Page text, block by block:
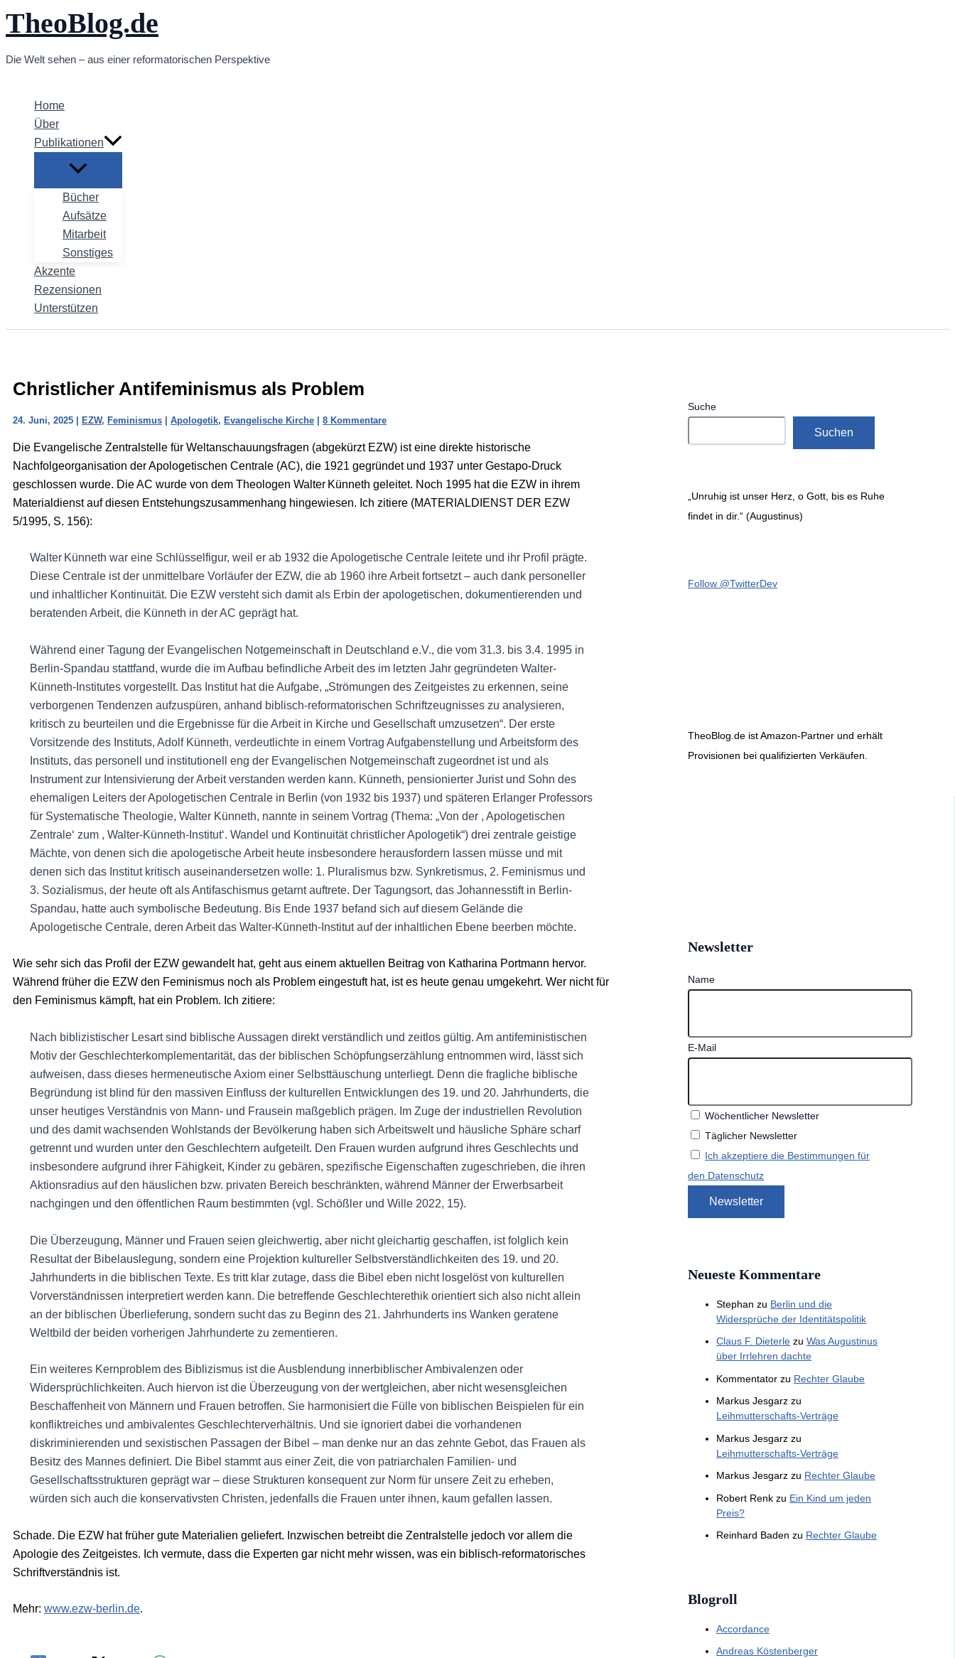
Zum
Inhalt
TheoBlog.de
Die Welt sehen – aus einer reformatorischen Perspektive
Home
Über
Publikationen
Bücher
Aufsätze
Mitarbeit
Sonstiges
Akzente
Rezensionen
Unterstützen
Christlicher Antifeminismus als Problem
24. Juni, 2025 | EZW, Feminismus | Apologetik, Evangelische Kirche | 8 Kommentare
Die Evangelische Zentralstelle für Weltanschauungsfragen (abgekürzt EZW) ist eine direkte historische
Nachfolgeorganisation der Apologetischen Centrale (AC), die 1921 gegründet und 1937 unter Gestapo-Druck
geschlossen wurde. Die AC wurde von dem Theologen Walter Künneth geleitet. Noch 1995 hat die EZW in ihrem
Materialdienst auf diesen Entstehungszusammenhang hingewiesen. Ich zitiere (MATERIALDIENST DER EZW
5/1995, S. 156):
Walter Künneth war eine Schlüsselfigur, weil er ab 1932 die Apologetische Centrale leitete und ihr Profil prägte.
Diese Centrale ist der unmittelbare Vorläufer der EZW, die ab 1960 ihre Arbeit fortsetzt – auch dank personeller
und inhaltlicher Kontinuität. Die EZW versteht sich damit als Erbin der apologetischen, dokumentierenden und
beratenden Arbeit, die Künneth in der AC geprägt hat.
Während einer Tagung der Evangelischen Notgemeinschaft in Deutschland e.V., die vom 31.3. bis 3.4. 1995 in
Berlin-Spandau stattfand, wurde die im Aufbau beﬁndliche Arbeit des im letzten Jahr gegründeten Walter-
Künneth-Institutes vorgestellt. Das Institut hat die Aufgabe, „Strömungen des Zeitgeistes zu erkennen, seine
verborgenen Tendenzen aufzuspüren, anhand biblisch-reformatorischen Schriftzeugnisses zu analysieren,
kritisch zu beurteilen und die Ergebnisse für die Arbeit in Kirche und Gesellschaft umzusetzen“. Der erste
Vorsitzende des Instituts, Adolf Künneth, verdeutlichte in einem Vortrag Aufgabenstellung und Arbeitsform des
Instituts, das personell und institutionell eng der Evangelischen Notgemeinschaft zugeordnet ist und als
Instrument zur Intensivierung der Arbeit verstanden werden kann. Künneth, pensionierter Jurist und Sohn des
ehemaligen Leiters der Apologetischen Centrale in Berlin (von 1932 bis 1937) und späteren Erlanger Professors
für Systematische Theologie, Walter Künneth, nannte in seinem Vortrag (Thema: „Von der , Apologetischen
Zentrale‘ zum , Walter-Künneth-Institut‘. Wandel und Kontinuität christlicher Apologetik“) drei zentrale geistige
Mächte, von denen sich die apologetische Arbeit heute insbesondere herausfordern lassen müsse und mit
denen sich das Institut kritisch auseinandersetzen wolle: 1. Pluralismus bzw. Synkretismus, 2. Feminismus und
3. Sozialismus, der heute oft als Antifaschismus getarnt auftrete. Der Tagungsort, das Johannesstift in Berlin-
Spandau, hatte auch symbolische Bedeutung. Bis Ende 1937 befand sich auf diesem Gelände die
Apologetische Centrale, deren Arbeit das Walter-Künneth-Institut auf der inhaltlichen Ebene beerben möchte.
Wie sehr sich das Profil der EZW gewandelt hat, geht aus einem aktuellen Beitrag von Katharina Portmann hervor.
Während früher die EZW den Feminismus noch als Problem eingestuft hat, ist es heute genau umgekehrt. Wer nicht für
den Feminismus kämpft, hat ein Problem. Ich zitiere:
Nach biblizistischer Lesart sind biblische Aussagen direkt verständlich und zeitlos gültig. Am antifeministischen
Motiv der Geschlechterkomplementarität, das der biblischen Schöpfungserzählung entnommen wird, lässt sich
aufweisen, dass dieses hermeneutische Axiom einer Selbsttäuschung unterliegt. Denn die fragliche biblische
Begründung ist blind für den massiven Einfluss der kulturellen Entwicklungen des 19. und 20. Jahrhunderts, die
unser heutiges Verständnis von Mann- und Frausein maßgeblich prägen. Im Zuge der industriellen Revolution
und des damit wachsenden Wohlstands der Bevölkerung haben sich Arbeitswelt und häusliche Sphäre scharf
getrennt und wurden unter den Geschlechtern aufgeteilt. Den Frauen wurden aufgrund ihres Geschlechts und
insbesondere aufgrund ihrer Fähigkeit, Kinder zu gebären, spezifische Eigenschaften zugeschrieben, die ihren
Aktionsradius auf den häuslichen bzw. privaten Bereich beschränkten, während Männer der Erwerbsarbeit
nachgingen und den öffentlichen Raum bestimmten (vgl. Schößler und Wille 2022, 15).
Die Überzeugung, Männer und Frauen seien gleichwertig, aber nicht gleichartig geschaffen, ist folglich kein
Resultat der Bibelauslegung, sondern eine Projektion kultureller Selbstverständlichkeiten des 19. und 20.
Jahrhunderts in die biblischen Texte. Es tritt klar zutage, dass die Bibel eben nicht losgelöst von kulturellen
Vorverständnissen interpretiert werden kann. Die betreffende Geschlechterethik orientiert sich also nicht allein
an der biblischen Überlieferung, sondern sucht das zu Beginn des 21. Jahrhunderts ins Wanken geratene
Weltbild der beiden vorherigen Jahrhunderte zu zementieren.
Ein weiteres Kernproblem des Biblizismus ist die Ausblendung innerbiblischer Ambivalenzen oder
Widersprüchlichkeiten. Auch hiervon ist die Überzeugung von der wertgleichen, aber nicht wesensgleichen
Beschaffenheit von Männern und Frauen betroffen. Sie harmonisiert die Fülle von biblischen Beispielen für ein
konfliktreiches und ambivalentes Geschlechterverhältnis. Und sie ignoriert dabei die vorhandenen
diskriminierenden und sexistischen Passagen der Bibel – man denke nur an das zehnte Gebot, das Frauen als
Besitz des Mannes definiert. Die Bibel stammt aus einer Zeit, die von patriarchalen Familien- und
Gesellschaftsstrukturen geprägt war – diese Strukturen konsequent zur Norm für unsere Zeit zu erheben,
würden sich auch die konservativsten Christen, jedenfalls die Frauen unter ihnen, kaum gefallen lassen.
Schade. Die EZW hat früher gute Materialien geliefert. Inzwischen betreibt die Zentralstelle jedoch vor allem die
Apologie des Zeitgeistes. Ich vermute, dass die Experten gar nicht mehr wissen, was ein biblisch-reformatorisches
Schriftverständnis ist.
Mehr: www.ezw-berlin.de.
Suche
Suchen
„Unruhig ist unser Herz, o Gott, bis es Ruhe
findet in dir.“ (Augustinus)
Follow @TwitterDev
TheoBlog.de ist Amazon-Partner und erhält
Provisionen bei qualifizierten Verkäufen.
Newsletter
Name
E-Mail
Wöchentlicher Newsletter
Täglicher Newsletter
Ich akzeptiere die Bestimmungen für
den Datenschutz
Neueste Kommentare
Stephan zu Berlin und die
Widersprüche der Identitätspolitik
Claus F. Dieterle zu Was Augustinus
über Irrlehren dachte
Kommentator zu Rechter Glaube
Markus Jesgarz zu
Leihmutterschafts-Verträge
Markus Jesgarz zu
Leihmutterschafts-Verträge
Markus Jesgarz zu Rechter Glaube
Robert Renk zu Ein Kind um jeden
Preis?
Reinhard Baden zu Rechter Glaube
Blogroll
Accordance
Andreas Köstenberger